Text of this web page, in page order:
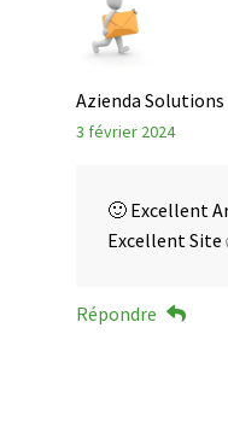
Azienda Solutions
3 février 2024
🙂 Excellent
Excellent Site
Répondre